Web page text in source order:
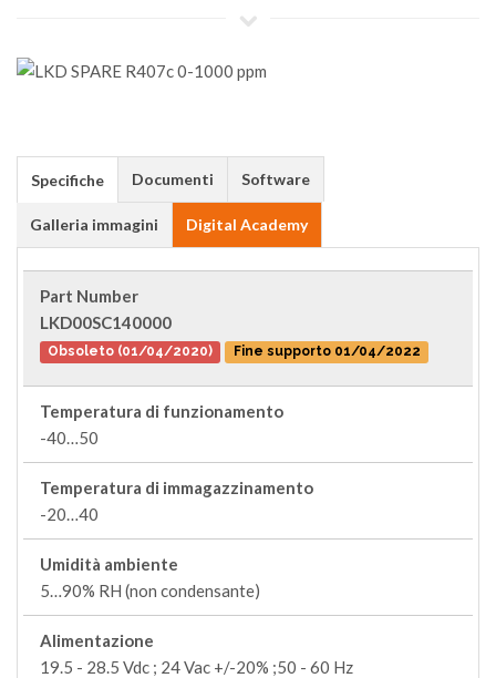
Specifiche Documenti Software
Galleria immagini Digital Academy
Part Number
LKD00SC140000
Obsoleto (01/04/2020) Fine supporto 01/04/2022
Temperatura di funzionamento
-40…50
Temperatura di immagazzinamento
-20…40
Umidità ambiente
5…90% RH (non condensante)
Alimentazione
19.5 - 28.5 Vdc ; 24 Vac +/-20% ;50 - 60 Hz